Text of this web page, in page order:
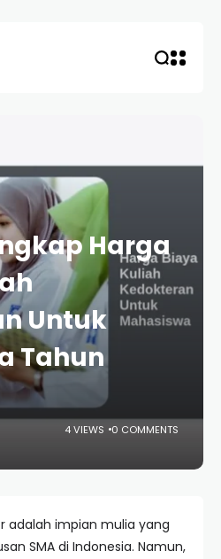
Harga
Untuk
Tahun
4 VIEWS 0 COMMENTS
adalah impian mulia yang
SMA di Indonesia. Namun,